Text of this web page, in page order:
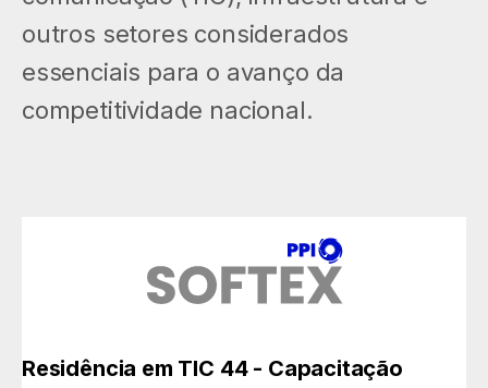
outros setores considerados
essenciais para o avanço da
competitividade nacional.
Residência em TIC 44 - Capacitação